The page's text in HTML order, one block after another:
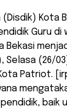
(Disdik)
Guru di
Selasa (26/
Patriot.
baik